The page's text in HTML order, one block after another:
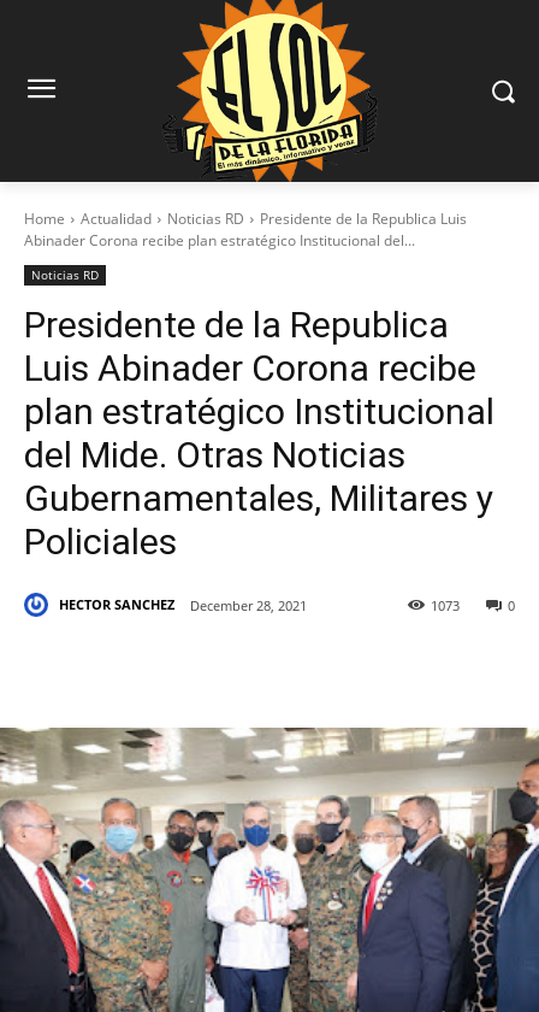
Home Actualidad Noticias RD
Presidente de la Republica Luis
Abinader Corona recibe plan estratégico Institucional del...
Noticias RD
Presidente de la Republica
Luis Abinader Corona recibe
plan estratégico Institucional
del Mide. Otras Noticias
Gubernamentales, Militares y
Policiales
HECTOR SANCHEZ December 28, 2021 0
1073